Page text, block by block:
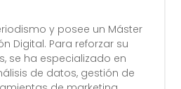
y posee un Máster
Digital. Para reforzar su
se ha especializado en
de datos, gestión de